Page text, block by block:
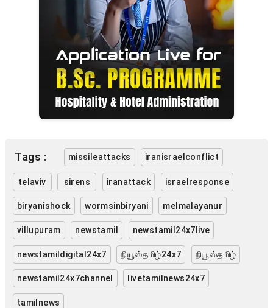
Tags : missileattacks iranisraelconflict
telaviv sirens iranattack israelresponse
biryanishock wormsinbiryani melmalayanur
villupuram newstamil newstamil24x7live
newstamildigital24x7 நியூஸ்தமிழ்24x7 நியூஸ்தமிழ்
newstamil24x7channel livetamilnews24x7
tamilnews